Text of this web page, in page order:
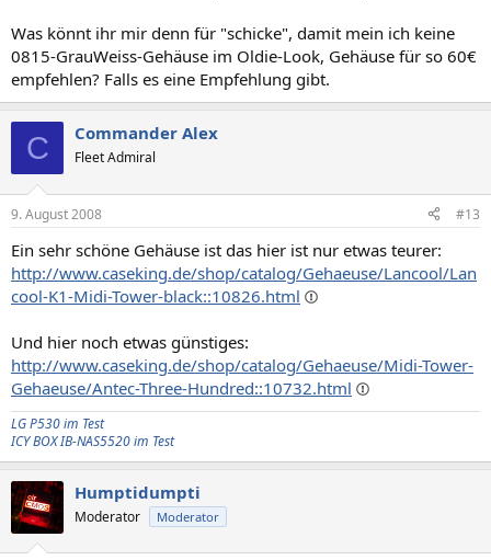
Was könnt ihr mir denn für "schicke", damit mein ich keine
0815-GrauWeiss-Gehäuse im Oldie-Look, Gehäuse für so 60€
empfehlen? Falls es eine Empfehlung gibt.
C Commander Alex
Fleet Admiral
9. August 2008 #13
Ein sehr schöne Gehäuse ist das hier ist nur etwas teurer:
http://www.caseking.de/shop/catalog/Gehaeuse/Lancool/Lan
cool-K1-Midi-Tower-black::10826.html
Und hier noch etwas günstiges:
http://www.caseking.de/shop/catalog/Gehaeuse/Midi-Tower-
Gehaeuse/Antec-Three-Hundred::10732.html
LG P530 im Test
ICY BOX IB-NAS5520 im Test
Humptidumpti
Moderator Moderator